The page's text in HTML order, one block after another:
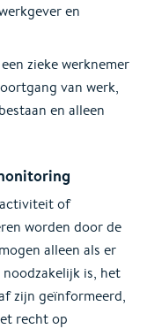
en
zieke werknemer
van werk,
en alleen
of
worden door de
alleen als er
is, het
zijn geïnformeerd,
recht op